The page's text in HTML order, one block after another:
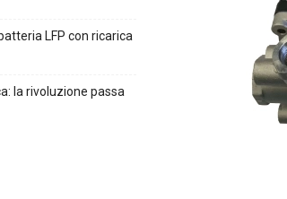
LFP con ricarica
la rivoluzione passa